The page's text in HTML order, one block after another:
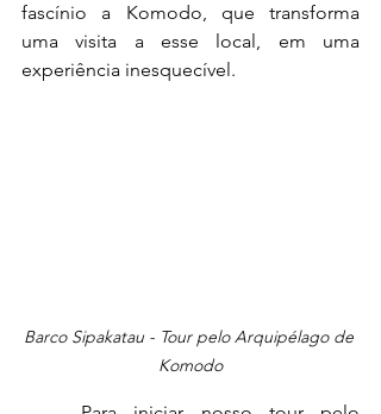
fascínio a Komodo, que transforma
uma visita a esse local, em uma
experiência inesquecível.
Barco Sipakatau - Tour pelo Arquipélago de
Komodo